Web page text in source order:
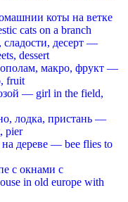
коты на ветке
cats on a branch
сладости, десерт —
dessert
макро, фрукт —
fruit
— girl in the field,
лодка, пристань —
pier
дереве — bee flies to
с окнами с
in old europe with